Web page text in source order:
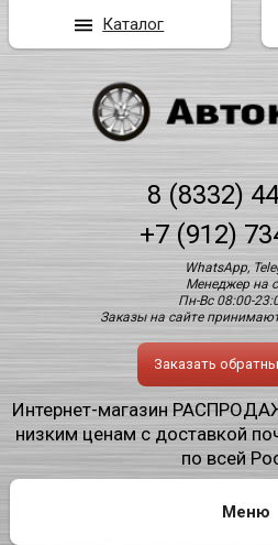
8 (8332)
+7 (912)
WhatsApp,
Менеджер на
Пн-Вс 08:00-
Заказы на сайте
Заказать
Интернет-магазин
низким ценам с доставкой
по всей
Каталог